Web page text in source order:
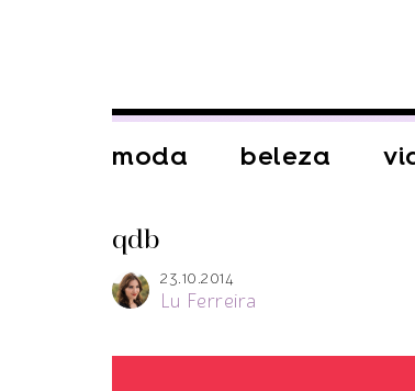
moda beleza
qdb
23.10.2014
Lu Ferreira